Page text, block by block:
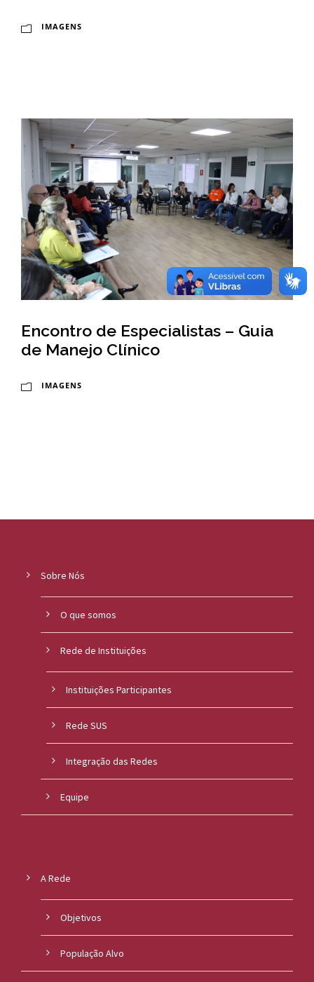
IMAGENS
Encontro de Especialistas – Guia
de Manejo Clínico
IMAGENS
Sobre Nós
O que somos
Rede de Instituições
Instituições Participantes
Rede SUS
Integração das Redes
Equipe
A Rede
Objetivos
População Alvo